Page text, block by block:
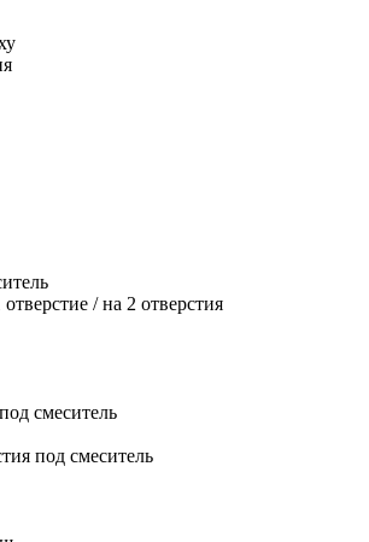
/ на 2 отверстия
смеситель
под смеситель